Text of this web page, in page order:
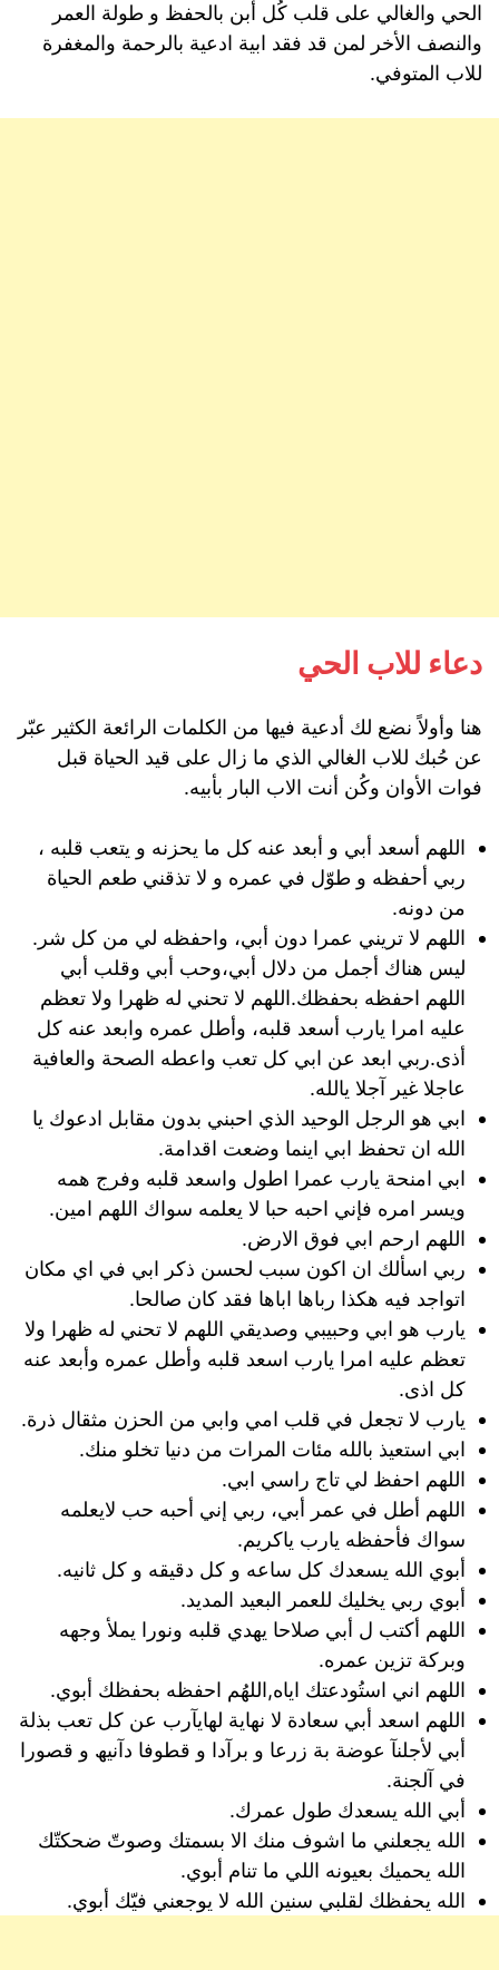
الحي والغالي على قلب كُل أبن بالحفظ و طولة العمر
والنصف الأخر لمن قد فقد ابية ادعية بالرحمة والمغفرة
للاب المتوفي.
دعاء للاب الحي
هنا وأولاً نضع لك أدعية فيها من الكلمات الرائعة الكثير عبّر
عن حُبك للاب الغالي الذي ما زال على قيد الحياة قبل
فوات الأوان وكُن أنت الاب البار بأبيه.
اللهم أسعد أبي و أبعد عنه كل ما يحزنه و يتعب قلبه ،
ربي أحفظه و طوّل في عمره و لا تذقني طعم الحياة
من دونه.
اللهم لا تريني عمرا دون أبي، واحفظه لي من كل شر.
ليس هناك أجمل من دلال أبي،وحب أبي وقلب أبي
اللهم احفظه بحفظك.اللهم لا تحني له ظهرا ولا تعظم
عليه امرا يارب أسعد قلبه، وأطل عمره وابعد عنه كل
أذى.ربي ابعد عن ابي كل تعب واعطه الصحة والعافية
عاجلا غير آجلا يالله.
ابي هو الرجل الوحيد الذي احبني بدون مقابل ادعوك يا
الله ان تحفظ ابي اينما وضعت اقدامة.
ابي امنحة يارب عمرا اطول واسعد قلبه وفرج همه
ويسر امره فإني احبه حبا لا يعلمه سواك اللهم امين.
اللهم ارحم ابي فوق الارض.
ربي اسألك ان اكون سبب لحسن ذكر ابي في اي مكان
اتواجد فيه هكذا رباها اباها فقد كان صالحا.
يارب هو ابي وحبيبي وصديقي اللهم لا تحني له ظهرا ولا
تعظم عليه امرا يارب اسعد قلبه وأطل عمره وأبعد عنه
كل اذى.
يارب لا تجعل في قلب امي وابي من الحزن مثقال ذرة.
ابي استعيذ بالله مئات المرات من دنيا تخلو منك.
اللهم احفظ لي تاج راسي ابي.
اللهم أطل في عمر أبي، ربي إني أحبه حب لايعلمه
سواك فأحفظه يارب ياكريم.
أبوي الله يسعدك كل ساعه و كل دقيقه و كل ثانيه.
أبوي ربي يخليك للعمر البعيد المديد.
اللهم أكتب ل أبي صلاحا يهدي قلبه ونورا يملأ وجهه
وبركة تزين عمره.
اللهم اني استُودعتك اياه,اللهُم احفظه بحفظك أبوي.
اللهم اسعد أبي سعادة لا نهاية لهايآرب عن كل تعب بذلة
أبي لأجلنآ عوضة بة زرعا و برآدا و قطوفا دآنيھ و قصورا
في آلجنة.
أبي الله يسعدك طول عمرك.
الله يجعلني ما اشوف منك الا بسمتك وصوتّ ضحكتّك
الله يحميك بعيونه اللي ما تنام أبوي.
الله يحفظك لقلبي سنين الله لا يوجعني فيّك أبوي.